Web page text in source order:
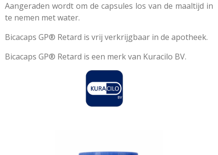
Aangeraden wordt om de capsules los van de maaltijd in
te nemen met water.
Bicacaps GP® Retard is vrij verkrijgbaar in de apotheek.
Bicacaps GP® Retard is een merk van Kuracilo BV.